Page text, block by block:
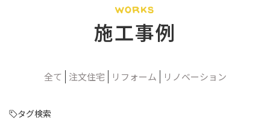
works
施工事例
全て 注文住宅 リフォーム リノベーション
タグ検索